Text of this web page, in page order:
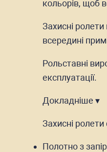
кольорів, щоб
Захисні
всередині
Рольставні
експлуатації.
Докладніше ▾
Захисні
Полотно з